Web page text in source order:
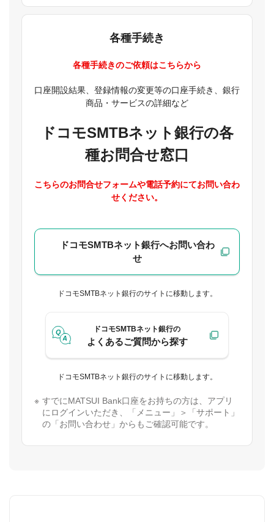
各種手続き
各種手続きのご依頼はこちらから
口座開設結果、登録情報の変更等の口座手続き、銀行
商品・サービスの詳細など
ドコモSMTBネット銀行の各
種お問合せ窓口
こちらのお問合せフォームや電話予約にてお問い合わ
せください。
ドコモSMTBネット銀行へお問い合わ
せ
ドコモSMTBネット銀行のサイトに移動します。
ドコモSMTBネット銀行の
よくあるご質問から探す
ドコモSMTBネット銀行のサイトに移動します。
すでにMATSUI Bank口座をお持ちの方は、アプリ
にログインいただき、「メニュー」＞「サポート」
の「お問い合わせ」からもご確認可能です。